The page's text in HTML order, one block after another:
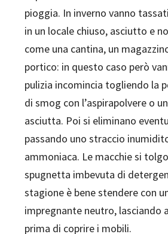
pioggia. In inverno vanno
in un locale chiuso, asciutto e
come una cantina, un
portico: in questo caso però
pulizia incomincia togliendo la
di smog con l’aspirapolvere o
asciutta. Poi si eliminano
passando uno straccio
ammoniaca. Le macchie si
spugnetta imbevuta di
stagione è bene stendere con
impregnante neutro, lasciando
prima di coprire i mobili.